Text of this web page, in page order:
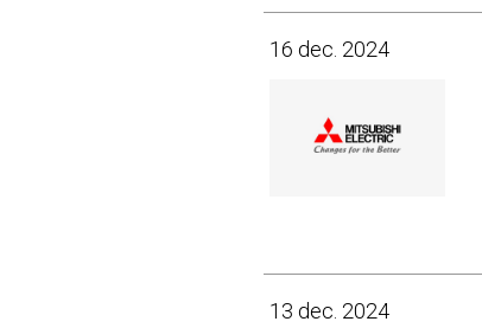
16 dec. 2024
13 dec. 2024